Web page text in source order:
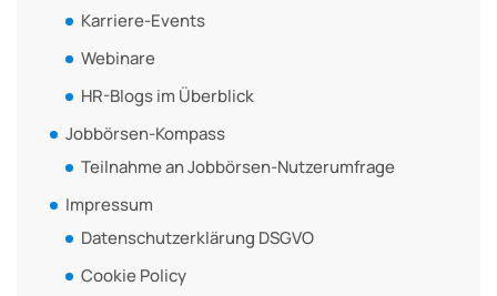
Karriere-Events
Webinare
HR-Blogs im Überblick
Jobbörsen-Kompass
Teilnahme an Jobbörsen-Nutzerumfrage
Impressum
Datenschutzerklärung DSGVO
Cookie Policy